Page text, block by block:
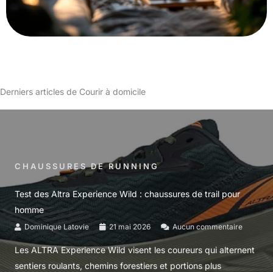
Derniers articles de Courir à domicile
CHAUSSURES DE RUNNING
Test des Altra Experience Wild : chaussures de trail pour
homme
Dominique Latovie 21 mai 2026 Aucun commentaire
Les ALTRA Experience Wild visent les coureurs qui alternent
sentiers roulants, chemins forestiers et portions plus